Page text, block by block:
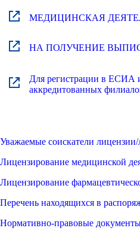
МЕДИЦИНСКАЯ
НА ПОЛУЧЕНИЕ
Для регистрации в ЕСИА
аккредитованных
Уважаемые соискатели
Лицензирование медицинской
Лицензирование
Перечень находящихся в
Нормативно-правовые